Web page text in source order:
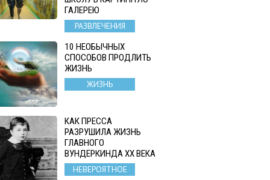
ГАЛЕРЕЮ
РАЗВЛЕЧЕНИЯ
10 НЕОБЫЧНЫХ
СПОСОБОВ ПРОДЛИТЬ
ЖИЗНЬ
ЖИЗНЬ
КАК ПРЕССА
РАЗРУШИЛА ЖИЗНЬ
ГЛАВНОГО
ВУНДЕРКИНДА XX ВЕКА
НЕВЕРОЯТНОЕ